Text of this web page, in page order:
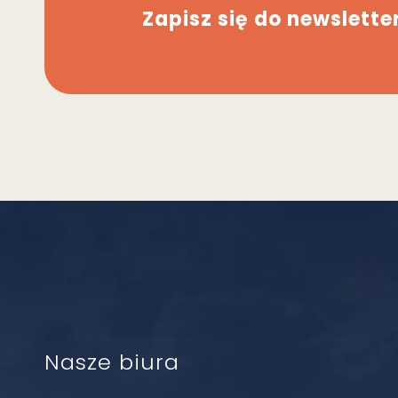
Zapisz się do
Nasze biura